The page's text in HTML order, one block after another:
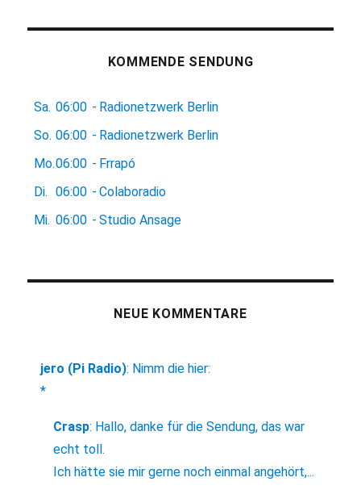
KOMMENDE SENDUNG
Sa. 06:00 - Radionetzwerk Berlin
So. 06:00 - Radionetzwerk Berlin
Mo.06:00 - Frrapó
Di.
06:00 - Colaboradio
Mi. 06:00 - Studio Ansage
NEUE KOMMENTARE
jero (Pi Radio): Nimm die hier:
*
Crasp: Hallo, danke für die Sendung, das war
echt toll.
Ich hätte sie mir gerne noch einmal angehört,...